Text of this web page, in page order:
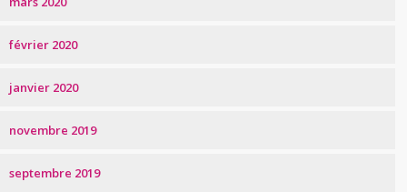
février 2020
janvier 2020
novembre 2019
septembre 2019